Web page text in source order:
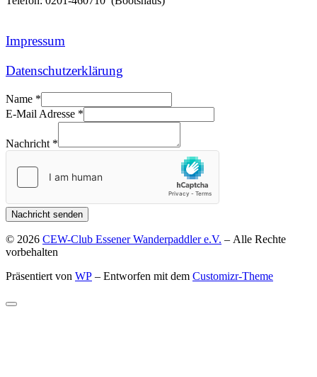
Impressum
Datenschutzerklärung
Name *
E-Mail Adresse *
Nachricht *
Nachricht senden
© 2026 CEW-Club Essener Wanderpaddler e.V. – Alle Rechte
vorbehalten
Präsentiert von WP – Entworfen mit dem Customizr-Theme